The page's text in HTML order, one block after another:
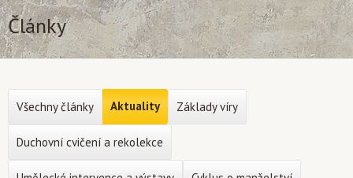
Články
Všechny články Aktuality Základy víry
Duchovní cvičení a rekolekce